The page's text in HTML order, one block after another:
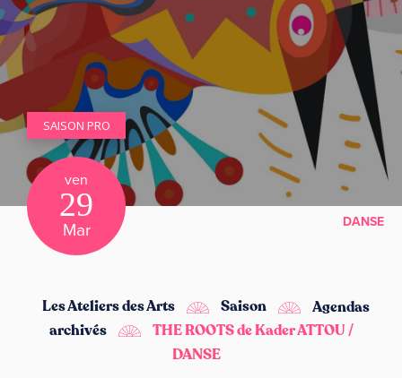
ven
29
Mar
SAISON PRO
DANSE
Les Ateliers des Arts Saison
Agendas
archivés
THE ROOTS de Kader ATTOU /
DANSE